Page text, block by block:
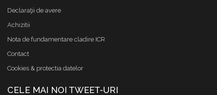
Declaraţii de avere
Achizitii
Nota de fundamentare cladire ICR
Contact
Cookies & protectia datelor
CELE MAI NOI TWEET-URI